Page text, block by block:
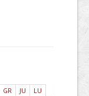
GR JU
LU